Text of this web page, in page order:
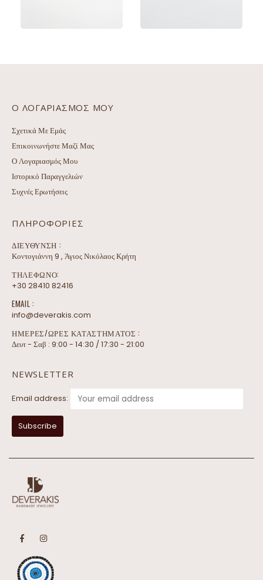
Ο ΛΟΓΑΡΙΑΣΜΌΣ ΜΟΥ
Σχετικά Με Εμάς
Επικοινωνήστε Μαζί Μας
Ο Λογαριασμός Μου
Ιστορικό Παραγγελιών
Συχνές Ερωτήσεις
ΠΛΗΡΟΦΟΡΊΕΣ
ΔΙΕΎΘΥΝΣΗ :
Κοντογιάννη 9 , Άγιος Νικόλαος Κρήτη
ΤΗΛΕΦΩΝΟ:
+30 28410 82416
EMAIL :
info@deverakis.com
ΗΜΕΡΕΣ/ΩΡΕΣ ΚΑΤΑΣΤΗΜΑΤΟΣ :
Δευτ - Σαβ : 9:00 - 14:30 / 17:30 - 21:00
NEWSLETTER
Email address: